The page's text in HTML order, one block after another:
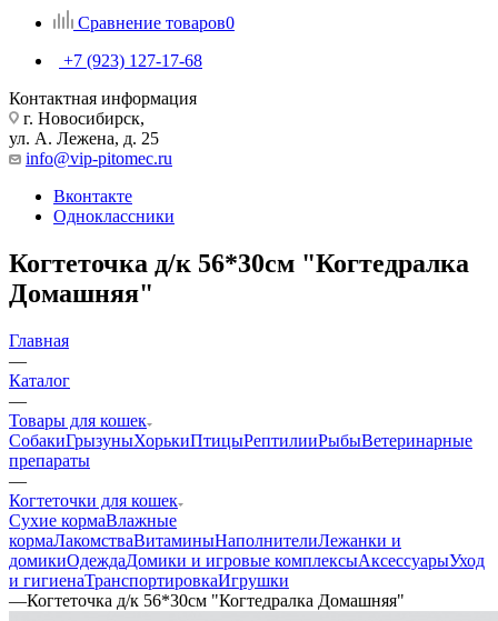
Сравнение товаров0
+7 (923) 127-17-68
Контактная информация
г. Новосибирск,
ул. А. Лежена, д. 25
info@vip-pitomec.ru
Вконтакте
Одноклассники
Когтеточка д/к 56*30см "Когтедралка
Домашняя"
Главная
—
Каталог
—
Товары для кошек
СобакиГрызуныХорькиПтицыРептилииРыбыВетеринарные
препараты
—
Когтеточки для кошек
Сухие кормаВлажные
кормаЛакомстваВитаминыНаполнителиЛежанки и
домикиОдеждаДомики и игровые комплексыАксессуарыУход
и гигиенаТранспортировкаИгрушки
—Когтеточка д/к 56*30см "Когтедралка Домашняя"